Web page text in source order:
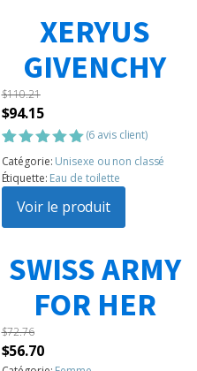
XERYUS
GIVENCHY
$110.21
Le
prix
initial
était :
$110.21.
$94.15Le
prix
actuel
est :
$94.15.
Noté5.00
sur 5
basé sur
6
notations
client
(6 avis client)
Catégorie: Unisexe ou non classé
Étiquette: Eau de toilette
Voir le produit
SWISS ARMY
FOR HER
$72.76
Le
$56.70Le